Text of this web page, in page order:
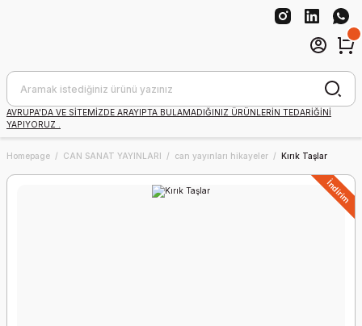
AVRUPA'DA VE SİTEMİZDE ARAYIPTA BULAMADIĞINIZ ÜRÜNLERİN TEDARİĞİNİ
YAPIYORUZ .
Homepage CAN SANAT YAYINLARI can yayınları hikayeler Kırık Taşlar
İndirim